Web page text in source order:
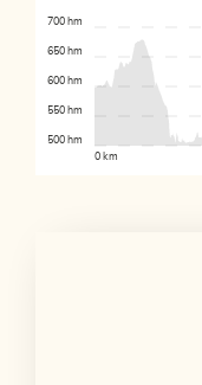
0 km
500 hm
550 hm
600 hm
650 hm
700 hm